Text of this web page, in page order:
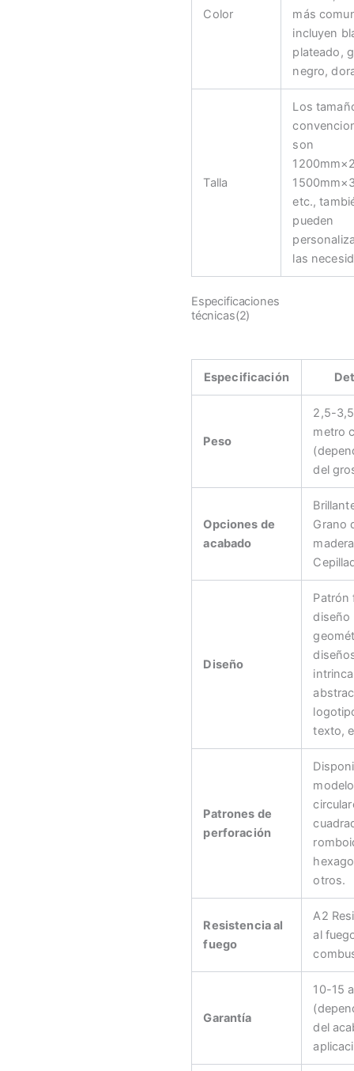
Color
más
incluyen
plateado,
negro,
Talla
Los
son
etc.,
pueden
las
Especificaciones
técnicas(2)
Especificación
Peso
2,5-
metro
del
Opciones de
acabado
Grano
Diseño
Patrón
diseño
texto,
Patrones de
perforación
otros.
Resistencia al
fuego
A2
al
Garantía
10-15
del